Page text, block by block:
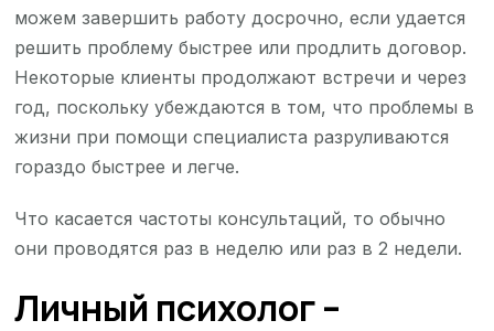
можем завершить работу досрочно, если удается
решить проблему быстрее или продлить договор.
Некоторые клиенты продолжают встречи и через
год, поскольку убеждаются в том, что проблемы в
жизни при помощи специалиста разруливаются
гораздо быстрее и легче.
Что касается частоты консультаций, то обычно
они проводятся раз в неделю или раз в 2 недели.
Личный психолог –